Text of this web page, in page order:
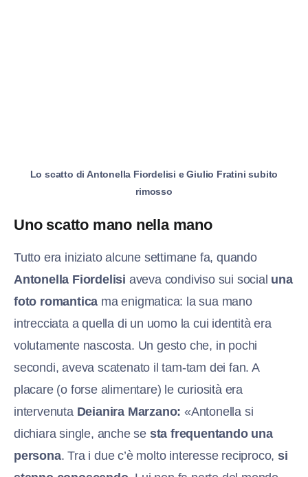
Lo scatto di Antonella Fiordelisi e Giulio Fratini subito
rimosso
Uno scatto mano nella mano
Tutto era iniziato alcune settimane fa, quando
Antonella Fiordelisi aveva condiviso sui social una
foto romantica ma enigmatica: la sua mano
intrecciata a quella di un uomo la cui identità era
volutamente nascosta. Un gesto che, in pochi
secondi, aveva scatenato il tam-tam dei fan. A
placare (o forse alimentare) le curiosità era
intervenuta Deianira Marzano: «Antonella si
dichiara single, anche se sta frequentando una
persona. Tra i due c’è molto interesse reciproco,si